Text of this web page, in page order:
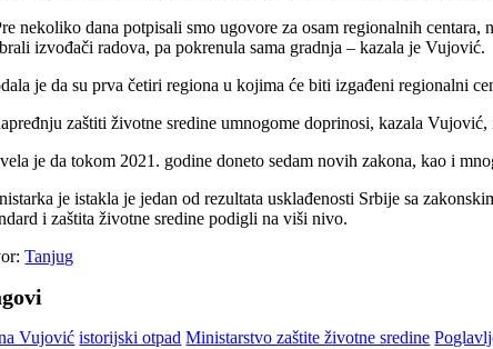
nekoliko dana potpisali smo ugovore za osam regionalnih
izvođači radova, pa pokrenula sama gradnja – kazala je Vujović.
je da su prva četiri regiona u kojima će biti izgađeni regionalni
zaštiti životne sredine umnogome doprinosi, kazala
je da tokom 2021. godine doneto sedam novih zakona, kao i
je istakla je jedan od rezultata usklađenosti Srbije sa
i zaštita životne sredine podigli na viši nivo.
Tanjug
Vujović istorijski otpad Ministarstvo zaštite životne sredine